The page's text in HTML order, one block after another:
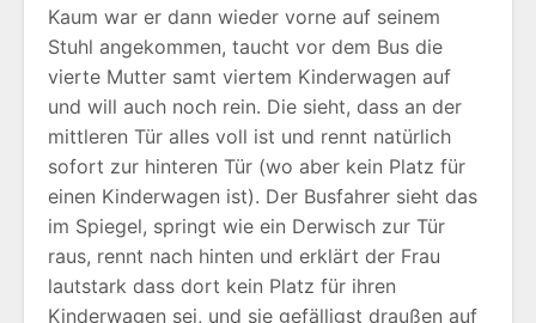
Kaum war er dann wieder vorne auf seinem
Stuhl angekommen, taucht vor dem Bus die
vierte Mutter samt viertem Kinderwagen auf
und will auch noch rein. Die sieht, dass an der
mittleren Tür alles voll ist und rennt natürlich
sofort zur hinteren Tür (wo aber kein Platz für
einen Kinderwagen ist). Der Busfahrer sieht das
im Spiegel, springt wie ein Derwisch zur Tür
raus, rennt nach hinten und erklärt der Frau
lautstark dass dort kein Platz für ihren
Kinderwagen sei, und sie gefälligst draußen auf